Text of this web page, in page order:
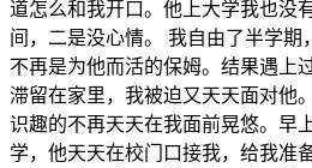
道怎么和我开口。他上大学我也没
间，二是没心情。 我自由了半学期
不再是为他而活的保姆。结果遇上
滞留在家里，我被迫又天天面对他
识趣的不再天天在我面前晃悠。早
学，他天天在校门口接我，给我准